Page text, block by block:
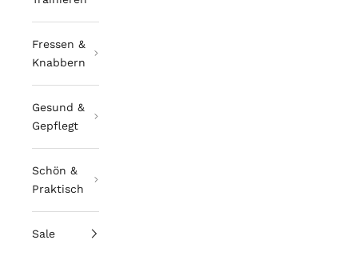
Fressen &
Knabbern
Gesund &
Gepflegt
Schön &
Praktisch
Sale